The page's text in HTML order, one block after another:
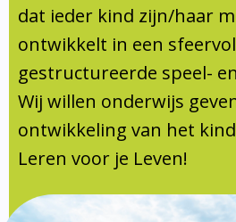
Schoolvakanties
Ouderraad
Documentatie
Formulieren
SIKO
Samenwerkingen
dat ieder kind zijn/haar
ontwikkelt in een
gestructureerde speel-
Wij willen onderwijs
ontwikkeling van het
Leren voor je Leven!